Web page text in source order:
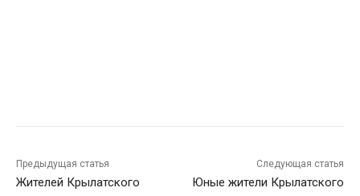
Предыдущая статья
Жителей Крылатского
Следующая статья
Юные жители Крылатского